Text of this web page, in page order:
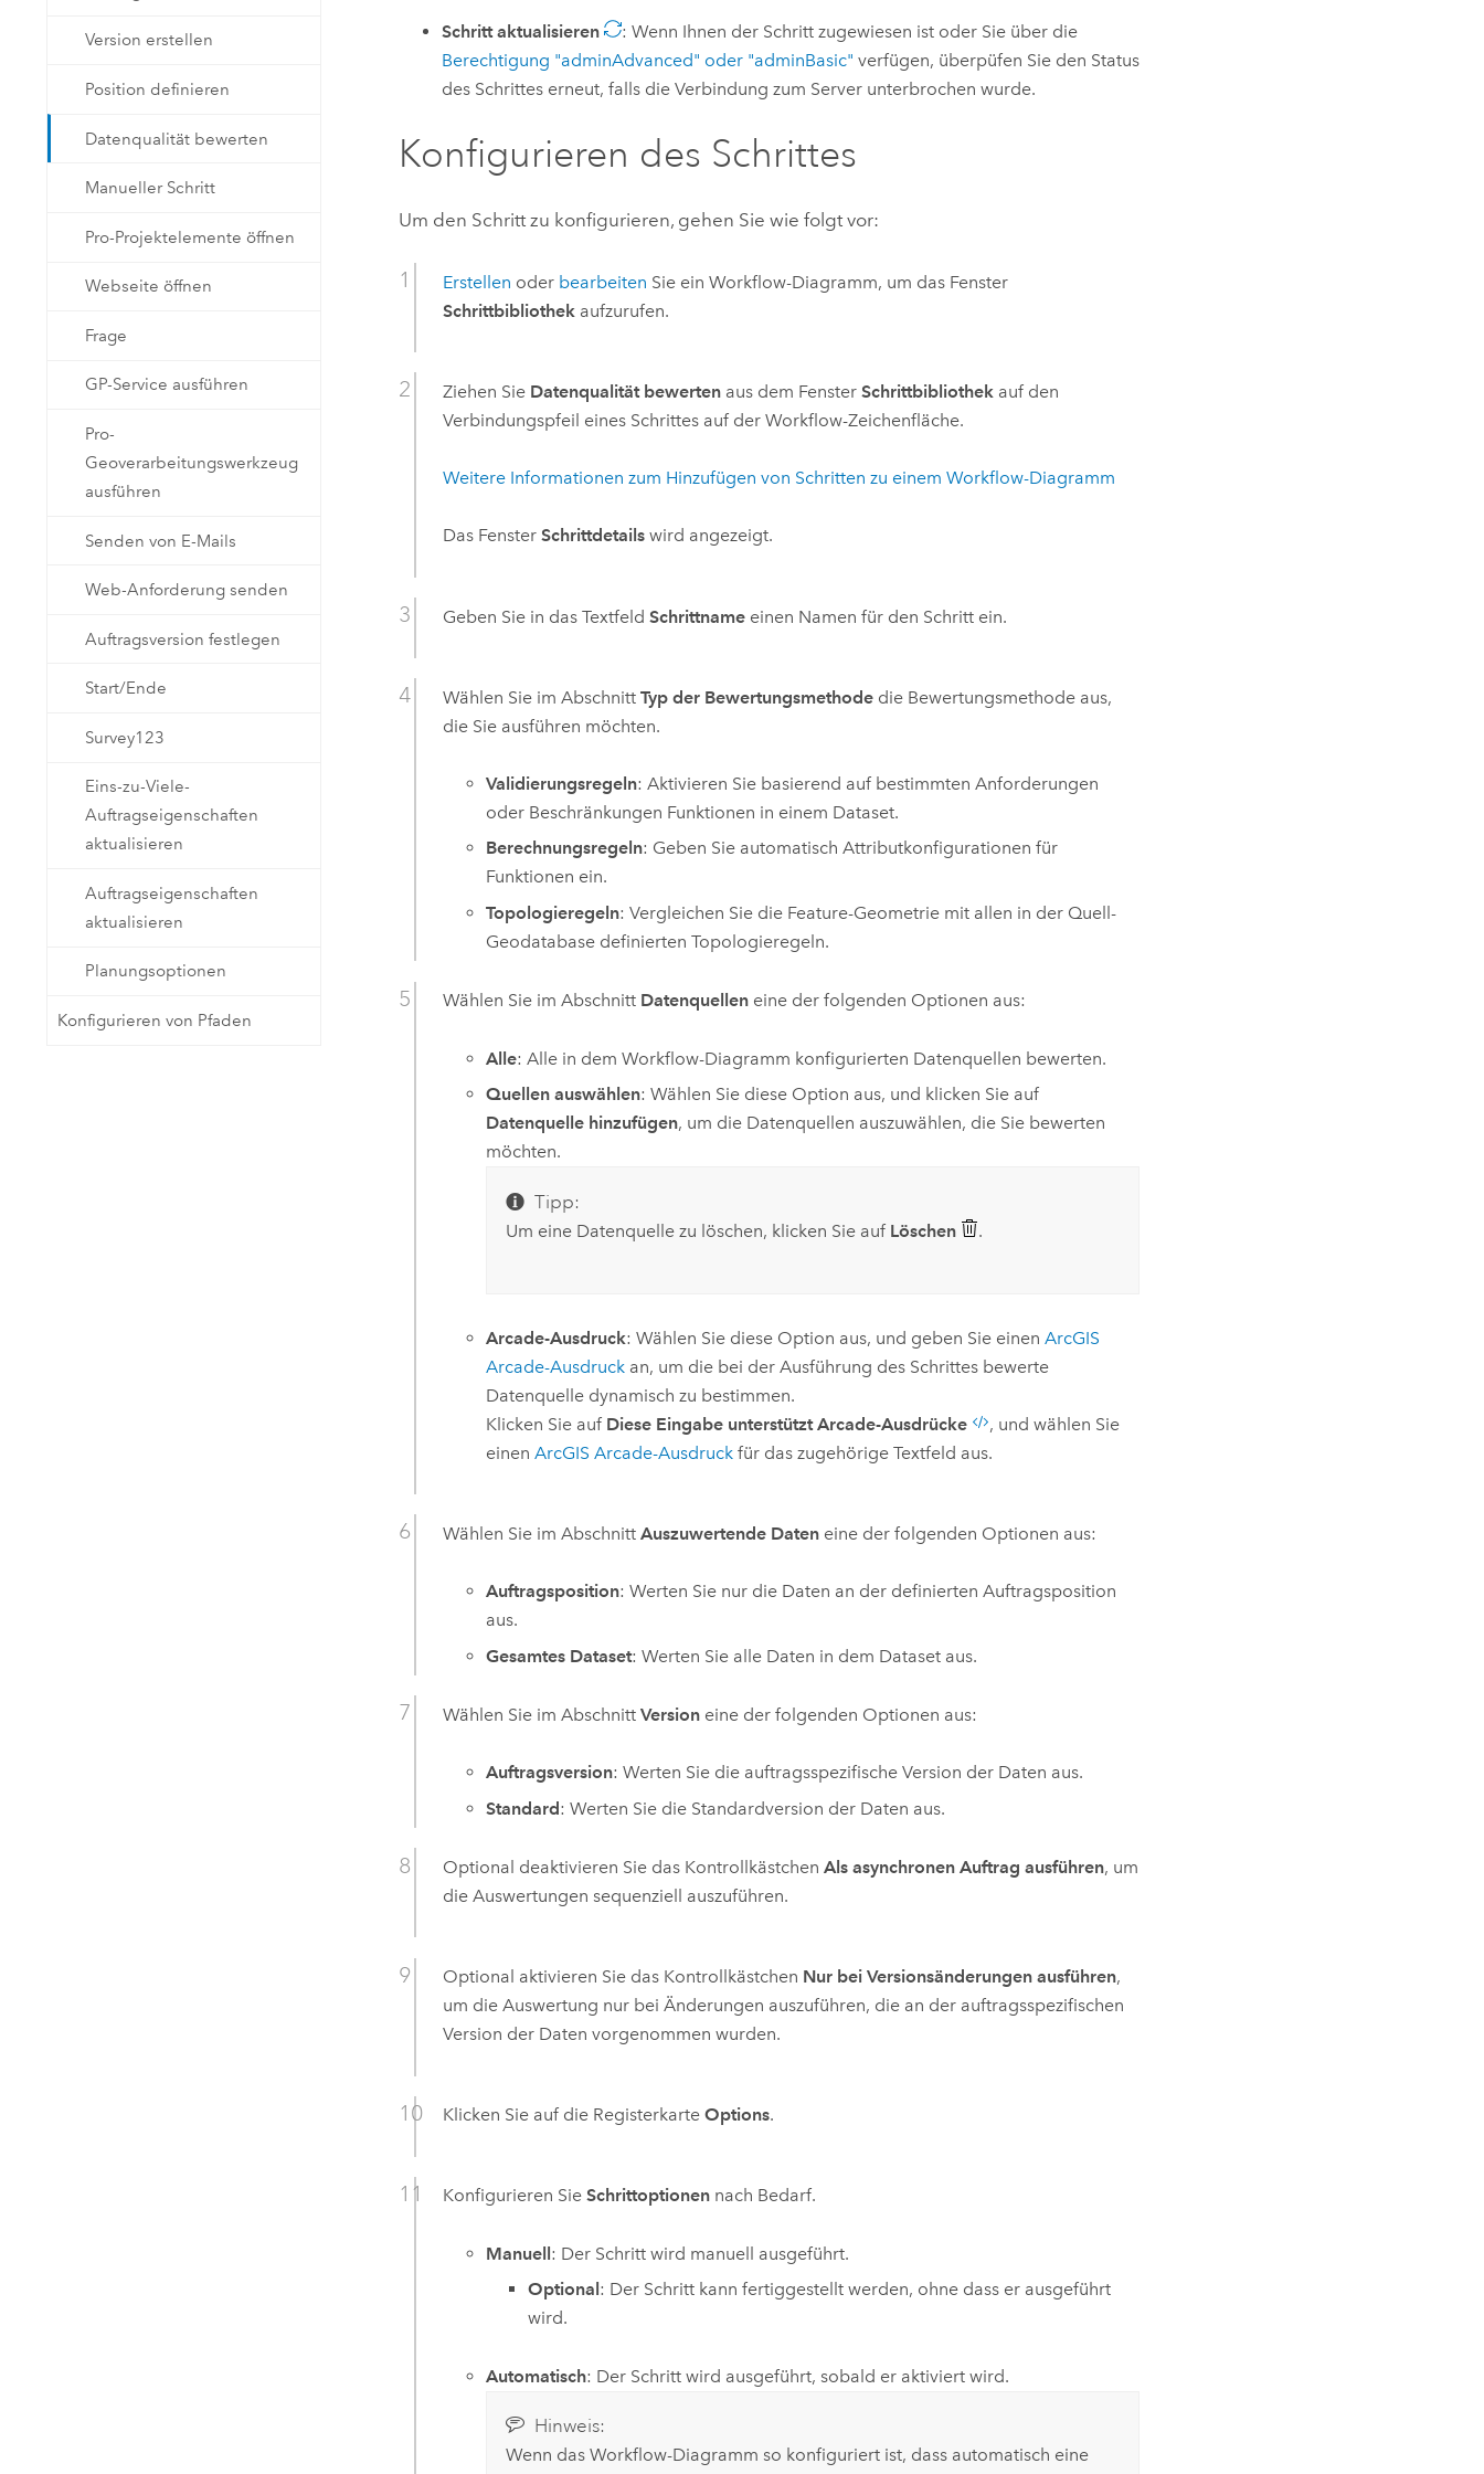
Version erstellen
Position definieren
Datenqualität bewerten
Manueller Schritt
Pro-Projektelemente öffnen
Webseite öffnen
Frage
GP-Service ausführen
Pro-
Geoverarbeitungswerkzeug
ausführen
Senden von E-Mails
Web-Anforderung senden
Auftragsversion festlegen
Start/Ende
Survey123
Eins-zu-Viele-
Auftragseigenschaften
aktualisieren
Auftragseigenschaften
aktualisieren
Planungsoptionen
Konfigurieren von Pfaden
Schritt aktualisieren
: Wenn Ihnen der Schritt zugewiesen ist oder Sie über die
Berechtigung "adminAdvanced" oder "adminBasic" verfügen, überpüfen Sie den Status
des Schrittes erneut, falls die Verbindung zum Server unterbrochen wurde.
Konfigurieren des Schrittes
Um den Schritt zu konfigurieren, gehen Sie wie folgt vor:
Erstellen oder bearbeiten Sie ein Workflow-Diagramm, um das Fenster
Schrittbibliothek aufzurufen.
Ziehen Sie Datenqualität bewerten aus dem FensterSchrittbibliothek auf den
Verbindungspfeil eines Schrittes auf der Workflow-Zeichenfläche.
Weitere Informationen zum Hinzufügen von Schritten zu einem Workflow-Diagramm
Das FensterSchrittdetails wird angezeigt.
Geben Sie in das TextfeldSchrittname einen Namen für den Schritt ein.
Wählen Sie im AbschnittTyp der Bewertungsmethode die Bewertungsmethode aus,
die Sie ausführen möchten.
Validierungsregeln: Aktivieren Sie basierend auf bestimmten Anforderungen
oder Beschränkungen Funktionen in einem Dataset.
Berechnungsregeln: Geben Sie automatisch Attributkonfigurationen für
Funktionen ein.
Topologieregeln: Vergleichen Sie die Feature-Geometrie mit allen in der Quell-
Geodatabase definierten Topologieregeln.
Wählen Sie im Abschnitt Datenquellen eine der folgenden Optionen aus:
Alle: Alle in dem Workflow-Diagramm konfigurierten Datenquellen bewerten.
Quellen auswählen: Wählen Sie diese Option aus, und klicken Sie auf
Datenquelle hinzufügen, um die Datenquellen auszuwählen, die Sie bewerten
möchten.
Tipp:
Um eine Datenquelle zu löschen, klicken Sie auf Löschen .
Arcade-Ausdruck: Wählen Sie diese Option aus, und geben Sie einen ArcGIS
Arcade-Ausdruckan, um die bei der Ausführung des Schrittes bewerte
Datenquelle dynamisch zu bestimmen.
Klicken Sie auf Diese Eingabe unterstützt Arcade-Ausdrücke
, und wählen Sie
einen ArcGIS Arcade-Ausdruckfür das zugehörige Textfeld aus.
Wählen Sie im AbschnittAuszuwertende Daten eine der folgenden Optionen aus:
Auftragsposition: Werten Sie nur die Daten an der definierten Auftragsposition
aus.
Gesamtes Dataset: Werten Sie alle Daten in dem Dataset aus.
Wählen Sie im AbschnittVersion eine der folgenden Optionen aus:
Auftragsversion: Werten Sie die auftragsspezifische Version der Daten aus.
Standard: Werten Sie die Standardversion der Daten aus.
Optional deaktivieren Sie das KontrollkästchenAls asynchronen Auftrag ausführen, um
die Auswertungen sequenziell auszuführen.
Optional aktivieren Sie das Kontrollkästchen Nur bei Versionsänderungen ausführen,
um die Auswertung nur bei Änderungen auszuführen, die an der auftragsspezifischen
Version der Daten vorgenommen wurden.
Klicken Sie auf die RegisterkarteOptions.
Konfigurieren SieSchrittoptionen nach Bedarf.
Manuell: Der Schritt wird manuell ausgeführt.
Optional : Der Schritt kann fertiggestellt werden, ohne dass er ausgeführt
wird.
Automatisch: Der Schritt wird ausgeführt, sobald er aktiviert wird.
Hinweis:
Wenn das Workflow-Diagramm so konfiguriert ist, dass automatisch eine